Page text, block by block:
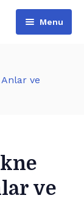
Menu
ve
ve